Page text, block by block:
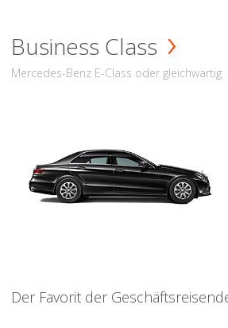
Business Class
Mercedes-Benz E-Class oder gleichwärtig
Der Favorit der